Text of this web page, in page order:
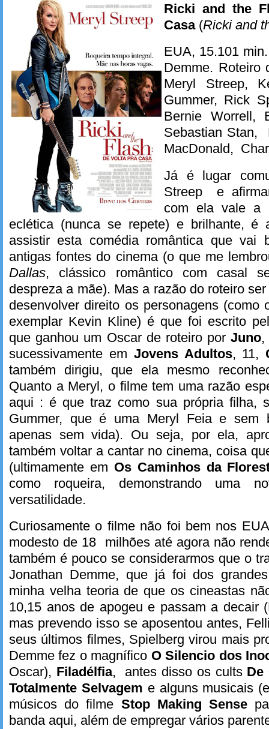
Ricki and the
Casa(Ricki and
EUA, 15.101
Demme. Roteiro
Meryl Streep,
Gummer, Rick
Bernie Worrell,
Sebastian Stan,
MacDonald,
Já é lugar
Streep e
com ela vale a
eclética (nunca se repete) e brilhante, é
assistir esta comédia romântica que vai
antigas fontes do cinema (o que me
Dallas, clássico romântico com casal
despreza a mãe). Mas a razão do roteiro
desenvolver direito os personagens (como
exemplar Kevin Kline) é que foi escrito
que ganhou um Oscar de roteiro por Juno,
sucessivamente em Jovens Adultos, 11,
também dirigiu, que ela mesmo
Quanto a Meryl, o filme tem uma razão
aqui : é que traz como sua própria filha,
Gummer, que é uma Meryl Feia e sem
apenas sem vida). Ou seja, por ela,
também voltar a cantar no cinema, coisa
(ultimamente em Os Caminhos da
como roqueira, demonstrando uma
versatilidade.
Curiosamente o filme não foi bem nos
modesto de 18 milhões até agora não
também é pouco se considerarmos que o
Jonathan Demme, que já foi dos
minha velha teoria de que os cineastas
10,15 anos de apogeu e passam a decair
mas prevendo isso se aposentou antes,
seus últimos filmes, Spielberg virou mais
Demme fez o magnífico O Silencio dos
Oscar), Filadélfia, antes disso os cults De
Totalmente Selvagem e alguns musicais
músicos do filme Stop Making Sense
banda aqui, além de empregar vários